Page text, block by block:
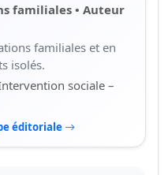
familiales • Auteur
familiales et en
isolés.
sociale –
éditoriale